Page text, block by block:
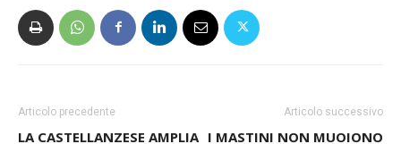
Articolo precedente
LA CASTELLANZESE AMPLIA
Articolo successivo
I MASTINI NON MUOIONO